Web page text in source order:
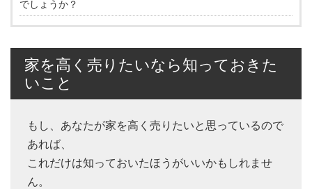
でしょうか？
家を高く売りたいなら知っておきた
いこと
もし、あなたが家を高く売りたいと思っているので
あれば、
これだけは知っておいたほうがいいかもしれませ
ん。